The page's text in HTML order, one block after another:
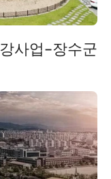
사업-장수군